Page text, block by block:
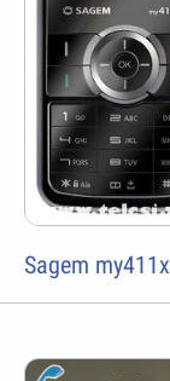
Sagem my411x